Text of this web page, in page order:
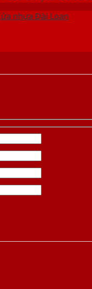
nhựa Đài Loan